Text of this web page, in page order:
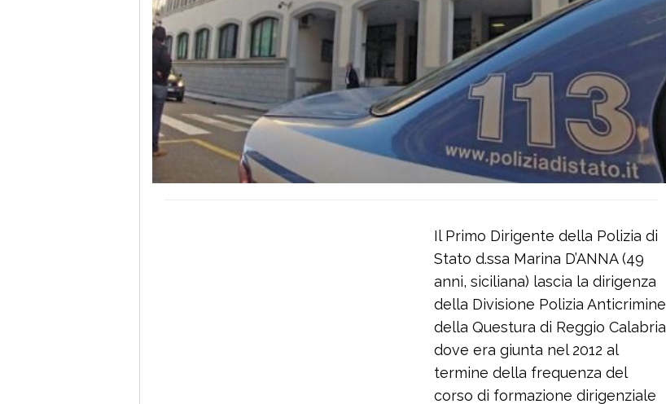
Il Primo Dirigente della Polizia di
Stato d.ssa Marina D’ANNA (49
anni, siciliana) lascia la dirigenza
della Divisione Polizia Anticrimine
della Questura di Reggio Calabria
dove era giunta nel 2012 al
termine della frequenza del
corso di formazione dirigenziale